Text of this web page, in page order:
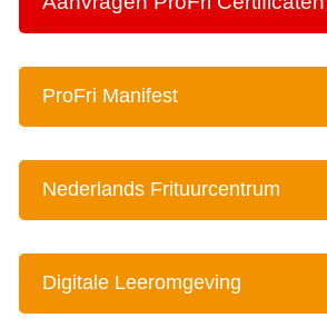
ProFri Manifest
Nederlands Frituurcentrum
Digitale Leeromgeving